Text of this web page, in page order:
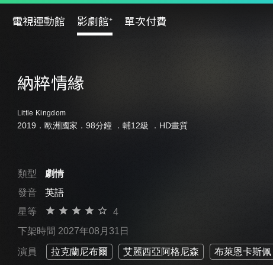
電視運動館 影劇館⁺ 單次付費
納粹情緣
Little Kingdom
2019．歐洲國家．98分鐘 ． 輔12級 ．HD畫質
類型
劇情
發音
英語
星等
4
下架時間 2027年08月31日
演員 拉克蘭尼布爾 艾麗西亞阿格尼森 布萊恩卡斯佩